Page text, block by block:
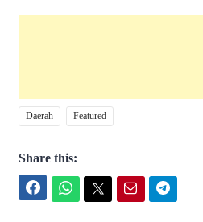
Daerah Featured
Share this: